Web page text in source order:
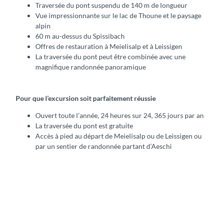
Traversée du pont suspendu de 140 m de longueur
Vue impressionnante sur le lac de Thoune et le paysage
alpin
60 m au-dessus du Spissibach
Offres de restauration à Meielisalp et à Leissigen
La traversée du pont peut être combinée avec une
magnifique randonnée panoramique
Pour que l’excursion soit parfaitement réussie
Ouvert toute l’année, 24 heures sur 24, 365 jours par an
La traversée du pont est gratuite
Accès à pied au départ de Meielisalp ou de Leissigen ou
par un sentier de randonnée partant d’Aeschi